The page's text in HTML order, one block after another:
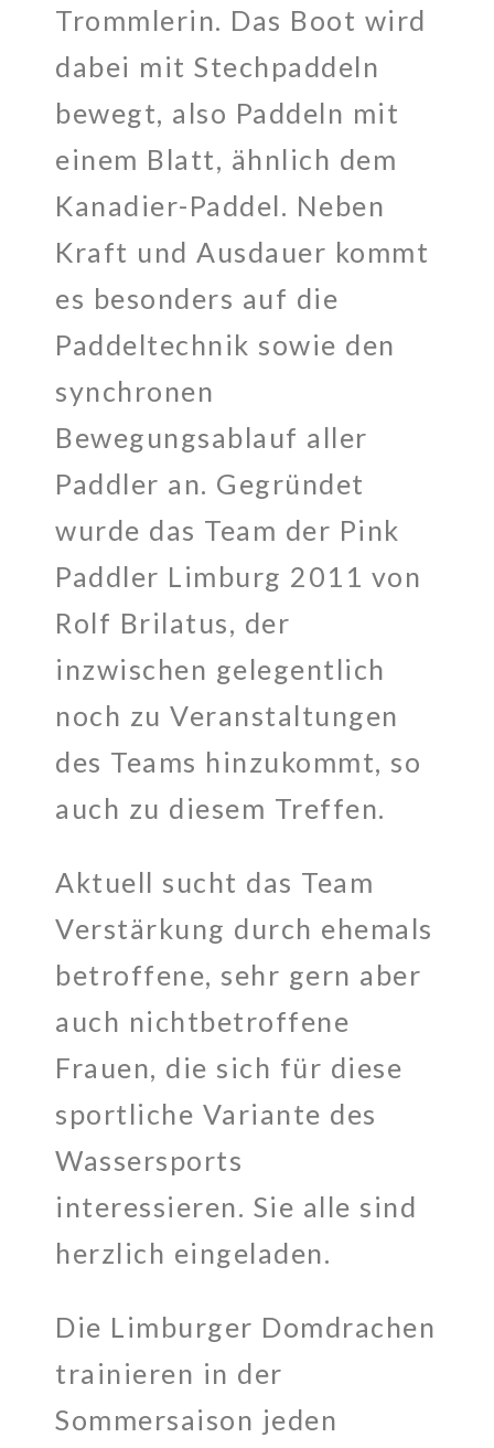
Trommlerin. Das Boot wird
dabei mit Stechpaddeln
bewegt, also Paddeln mit
einem Blatt, ähnlich dem
Kanadier-Paddel. Neben
Kraft und Ausdauer kommt
es besonders auf die
Paddeltechnik sowie den
synchronen
Bewegungsablauf aller
Paddler an. Gegründet
wurde das Team der Pink
Paddler Limburg 2011 von
Rolf Brilatus, der
inzwischen gelegentlich
noch zu Veranstaltungen
des Teams hinzukommt, so
auch zu diesem Treffen.
Aktuell sucht das Team
Verstärkung durch ehemals
betroffene, sehr gern aber
auch nichtbetroffene
Frauen, die sich für diese
sportliche Variante des
Wassersports
interessieren. Sie alle sind
herzlich eingeladen.
Die Limburger Domdrachen
trainieren in der
Sommersaison jeden